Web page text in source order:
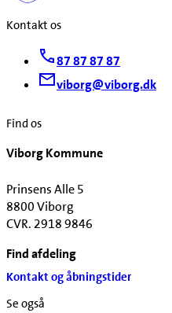
Kontakt os
87 87 87 87
viborg@viborg.dk
Find os
Viborg Kommune
Prinsens Alle 5
8800 Viborg
CVR. 2918 9846
Find afdeling
Kontakt og åbningstider
Se også